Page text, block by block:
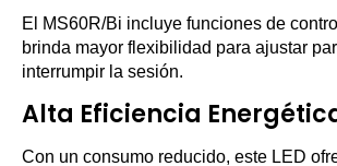
El MS60R/Bi incluye funciones de
brinda mayor flexibilidad para ajustar
interrumpir la sesión.
Alta Eficiencia
Con un consumo reducido, este LED